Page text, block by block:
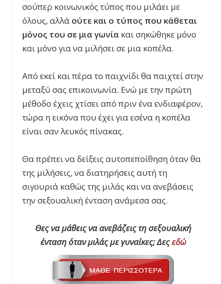
σούπερ κοινωνικός τύπος που μιλάει με
όλους, αλλά ούτε και ο τύπος που κάθεται
μόνος του σε μια γωνία και σηκώθηκε μόνο
και μόνο για να μιλήσει σε μια κοπέλα.
Από εκεί και πέρα το παιχνίδι θα παιχτεί στην
μεταξύ σας επικοινωνία. Ενώ με την πρώτη
μέθοδο έχεις χτίσει από πριν ένα ενδιαφέρον,
τώρα η εικόνα που έχει για εσένα η κοπέλα
είναι σαν λευκός πίνακας.
Θα πρέπει να δείξεις αυτοπεποίθηση όταν θα
της μιλήσεις, να διατηρήσεις αυτή τη
σιγουριά καθώς της μιλάς και να ανεβάσεις
την σεξουαλική ένταση ανάμεσα σας.
Θες να μάθεις να ανεβάζεις τη σεξουαλική
ένταση όταν μιλάς με γυναίκες; Δεςεδώ